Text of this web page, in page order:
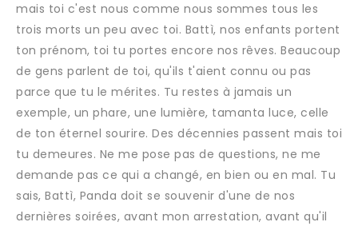
mais toi c'est nous comme nous sommes tous les
trois morts un peu avec toi. Battì, nos enfants portent
ton prénom, toi tu portes encore nos rêves. Beaucoup
de gens parlent de toi, qu'ils t'aient connu ou pas
parce que tu le mérites. Tu restes à jamais un
exemple, un phare, une lumière, tamanta luce, celle
de ton éternel sourire. Des décennies passent mais toi
tu demeures. Ne me pose pas de questions, ne me
demande pas ce qui a changé, en bien ou en mal. Tu
sais, Battì, Panda doit se souvenir d'une de nos
dernières soirées, avant mon arrestation, avant qu'il